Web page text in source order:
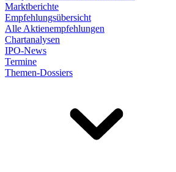
Marktberichte
Empfehlungsübersicht
Alle Aktienempfehlungen
Chartanalysen
IPO-News
Termine
Themen-Dossiers